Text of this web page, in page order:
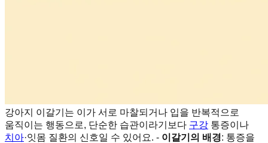
강아지 이갈기는 이가 서로 마찰되거나 입을 반복적으로
움직이는 행동으로, 단순한 습관이라기보다 구강 통증이나
치아·잇몸 질환의 신호일 수 있어요. - 이갈기의 배경: 통증을